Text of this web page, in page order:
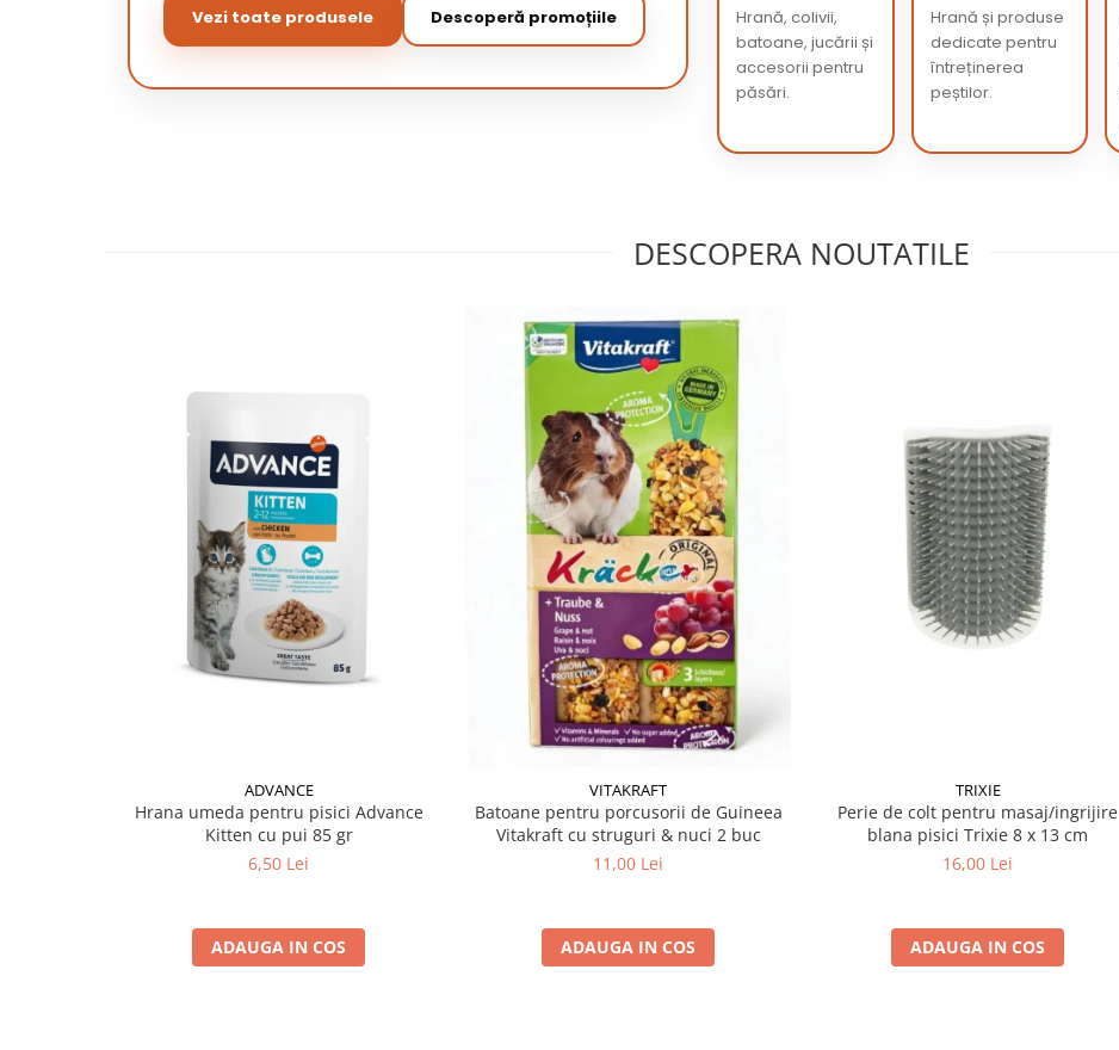
Vezi toate produsele Descoperă promoțiile
Hrană, colivii,
batoane, jucării și
accesorii pentru
păsări.
Hrană și produse
dedicate pentru
întreținerea
peștilor.
DESCOPERA NOUTATILE
ADVANCE
Hrana umeda pentru pisici Advance
Kitten cu pui 85 gr
6,50 Lei
ADAUGA IN COS
VITAKRAFT
Batoane pentru porcusorii de Guineea
Vitakraft cu struguri & nuci 2 buc
11,00 Lei
ADAUGA IN COS
TRIXIE
Perie de colt pentru masaj/ingrijire
blana pisici Trixie 8 x 13 cm
16,00 Lei
ADAUGA IN COS